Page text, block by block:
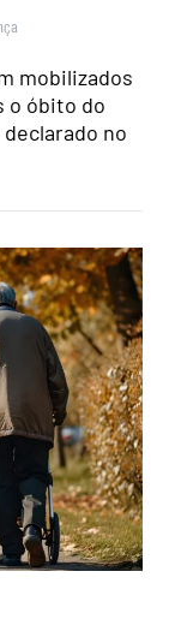
mobilizados
o óbito do
no